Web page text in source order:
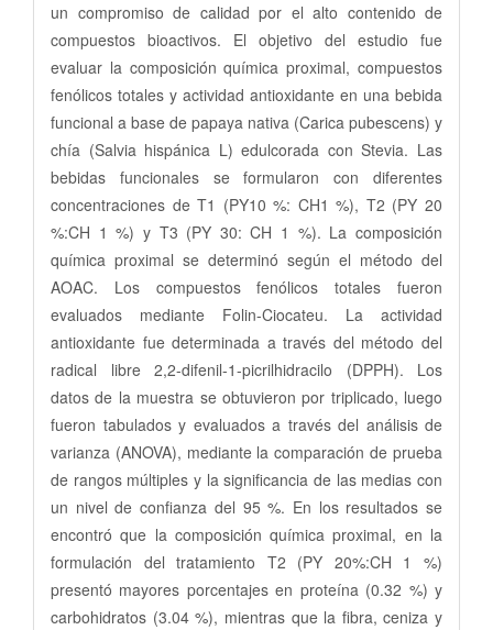
un compromiso de calidad por el alto contenido de
compuestos bioactivos. El objetivo del estudio fue
evaluar la composición química proximal, compuestos
fenólicos totales y actividad antioxidante en una bebida
funcional a base de papaya nativa (Carica pubescens) y
chía (Salvia hispánica L) edulcorada con Stevia. Las
bebidas funcionales se formularon con diferentes
concentraciones de T1 (PY10 %: CH1 %), T2 (PY 20
%:CH 1 %) y T3 (PY 30: CH 1 %). La composición
química proximal se determinó según el método del
AOAC. Los compuestos fenólicos totales fueron
evaluados mediante Folin-Ciocateu. La actividad
antioxidante fue determinada a través del método del
radical libre 2,2-difenil-1-picrilhidracilo (DPPH). Los
datos de la muestra se obtuvieron por triplicado, luego
fueron tabulados y evaluados a través del análisis de
varianza (ANOVA), mediante la comparación de prueba
de rangos múltiples y la significancia de las medias con
un nivel de confianza del 95 %. En los resultados se
encontró que la composición química proximal, en la
formulación del tratamiento T2 (PY 20%:CH 1 %)
presentó mayores porcentajes en proteína (0.32 %) y
carbohidratos (3.04 %), mientras que la fibra, ceniza y